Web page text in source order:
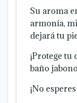
Su aroma
armonía,
dejará tu
¡Protege
baño
¡No